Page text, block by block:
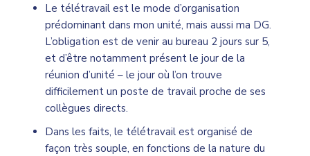
Le télétravail est le mode d’organisation
prédominant dans mon unité, mais aussi ma DG.
L’obligation est de venir au bureau 2 jours sur 5,
et d’être notamment présent le jour de la
réunion d’unité – le jour où l’on trouve
difficilement un poste de travail proche de ses
collègues directs.
Dans les faits, le télétravail est organisé de
façon très souple, en fonctions de la nature du